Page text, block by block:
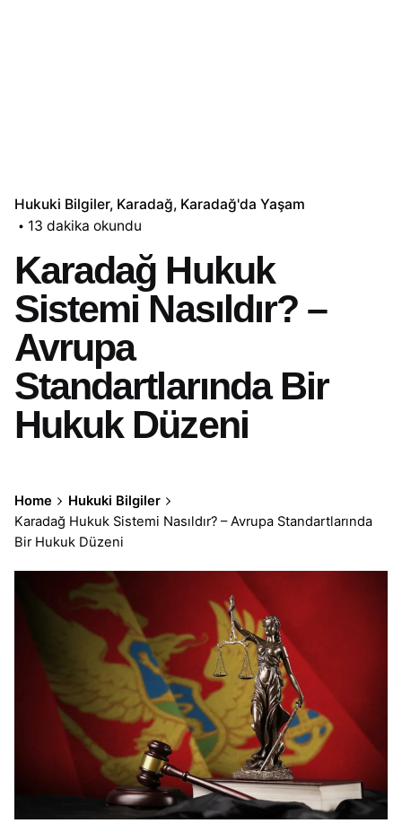
Hukuki Bilgiler Karadağ Karadağ'da Yaşam
13 dakika okundu
Karadağ Hukuk
Sistemi Nasıldır? –
Avrupa
Standartlarında Bir
Hukuk Düzeni
Home
Hukuki Bilgiler
Karadağ Hukuk Sistemi Nasıldır? – Avrupa Standartlarında
Bir Hukuk Düzeni